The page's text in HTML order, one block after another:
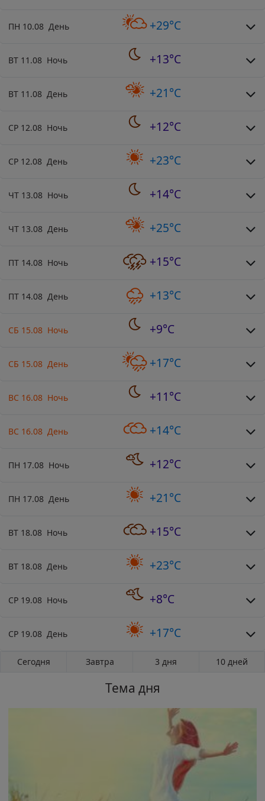
ПН 10.08 День +29°C
ВТ 11.08 Ночь +13°C
ВТ 11.08 День +21°C
СР 12.08 Ночь +12°C
СР 12.08 День +23°C
ЧТ 13.08 Ночь +14°C
ЧТ 13.08 День +25°C
ПТ 14.08 Ночь +15°C
ПТ 14.08 День +13°C
СБ 15.08 Ночь +9°C
СБ 15.08 День +17°C
ВС 16.08 Ночь +11°C
ВС 16.08 День +14°C
ПН 17.08 Ночь +12°C
ПН 17.08 День +21°C
ВТ 18.08 Ночь +15°C
ВТ 18.08 День +23°C
СР 19.08 Ночь +8°C
СР 19.08 День +17°C
Сегодня Завтра 3 дня 10 дней
Тема дня